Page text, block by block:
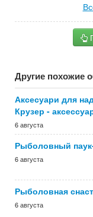
Другие похожие
Аксесуари для
Крузер -
6 августа
Рыболовный
6 августа
Рыболовная
6 августа